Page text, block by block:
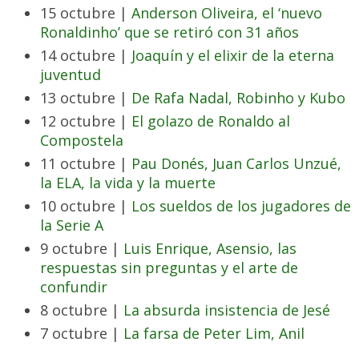
15 octubre | Anderson Oliveira, el ‘nuevo
Ronaldinho’ que se retiró con 31 años
14 octubre | Joaquín y el elixir de la eterna
juventud
13 octubre | De Rafa Nadal, Robinho y Kubo
12 octubre | El golazo de Ronaldo al
Compostela
11 octubre | Pau Donés, Juan Carlos Unzué,
la ELA, la vida y la muerte
10 octubre | Los sueldos de los jugadores de
la Serie A
9 octubre | Luis Enrique, Asensio, las
respuestas sin preguntas y el arte de
confundir
8 octubre | La absurda insistencia de Jesé
7 octubre | La farsa de Peter Lim, Anil